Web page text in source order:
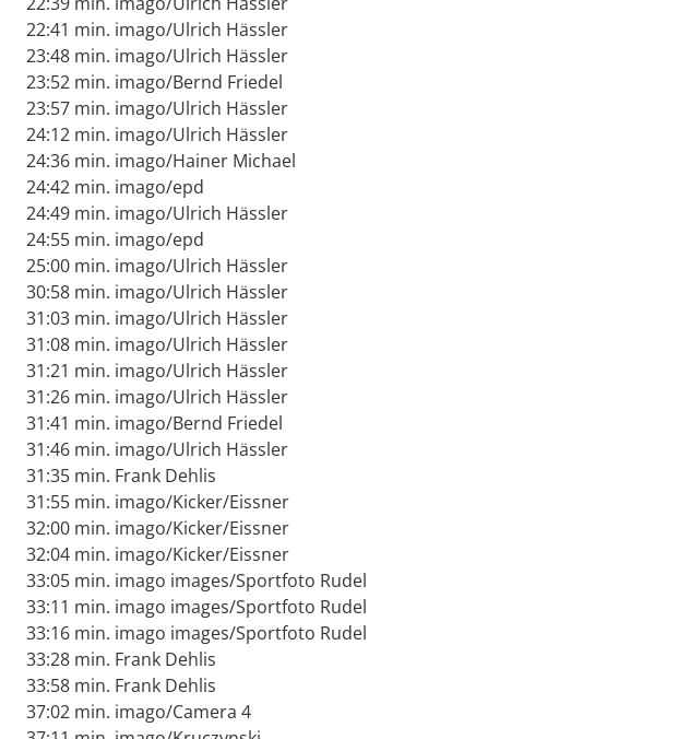
22:41 min. imago/Ulrich Hässler
23:48 min. imago/Ulrich Hässler
23:52 min. imago/Bernd Friedel
23:57 min. imago/Ulrich Hässler
24:12 min. imago/Ulrich Hässler
24:36 min. imago/Hainer Michael
24:42 min. imago/epd
24:49 min. imago/Ulrich Hässler
24:55 min. imago/epd
25:00 min. imago/Ulrich Hässler
30:58 min. imago/Ulrich Hässler
31:03 min. imago/Ulrich Hässler
31:08 min. imago/Ulrich Hässler
31:21 min. imago/Ulrich Hässler
31:26 min. imago/Ulrich Hässler
31:41 min. imago/Bernd Friedel
31:46 min. imago/Ulrich Hässler
31:35 min. Frank Dehlis
31:55 min. imago/Kicker/Eissner
32:00 min. imago/Kicker/Eissner
32:04 min. imago/Kicker/Eissner
33:05 min. imago images/Sportfoto Rudel
33:11 min. imago images/Sportfoto Rudel
33:16 min. imago images/Sportfoto Rudel
33:28 min. Frank Dehlis
33:58 min. Frank Dehlis
37:02 min. imago/Camera 4